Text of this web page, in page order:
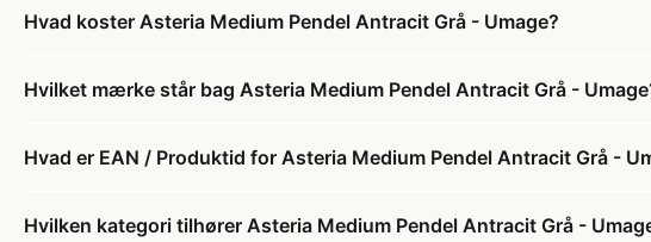
Hvad koster Asteria Medium Pendel Antracit Grå - Umage?
Hvilket mærke står bag Asteria Medium Pendel Antracit Grå -
Hvad er EAN / Produktid for Asteria Medium Pendel Antracit Grå -
Hvilken kategori tilhører Asteria Medium Pendel Antracit Grå -